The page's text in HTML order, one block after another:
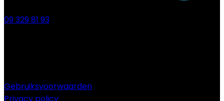
09 329 81 93
Gebruiksvoorwaarden
Privacy policy